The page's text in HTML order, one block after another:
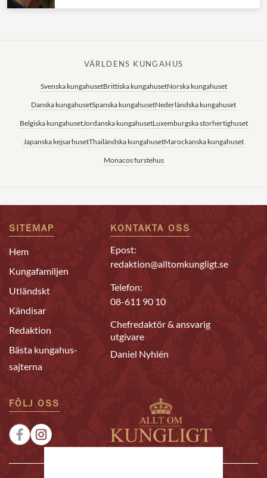
VÄRLDENS KUNGAHUS
Svenska kungahusetBrittiska kungahusetNorska kungahuset
Danska kungahusetSpanska kungahusetNederländska kungahuset
Belgiska kungahusetJordanska kungahusetLuxemburgska storhertighuset
Japanska kejsarhusetThailändska kungahusetMarockanska kungahuset
Monacos furstehus
SITEMAP
Hem
Kungafamiljen
Utländskt
Kändisar
Redaktion
Bästa kungahus-
sajterna
KONTAKTA OSS
Epost:
redaktion@alltomkungligt.se
Telefon:
08-611 90 10
Chefredaktör & ansvarig
utgivare
Daniel Nyhlén
FÖLJ OSS